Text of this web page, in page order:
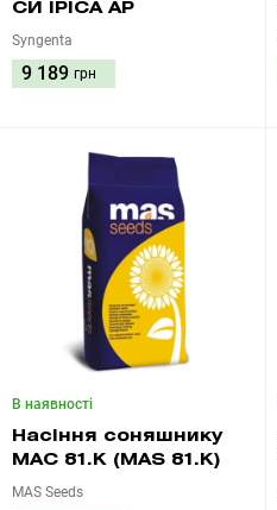
СИ ІРІСА АР
Syngenta
9 189 грн
В наявності
Насіння соняшнику
МАС 81.K (MAS 81.K)
MAS Seeds